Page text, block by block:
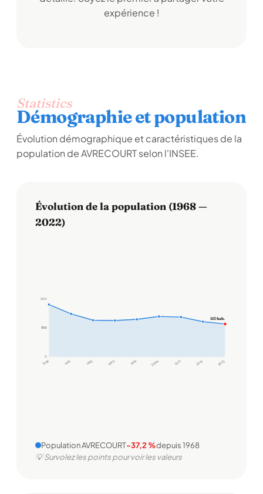
expérience !
Statistics
Démographie et population
Évolution démographique et caractéristiques de la
population de AVRECOURT selon l'INSEE.
Évolution de la population (1968 —
2022)
0
100
100
200
1968 1975 1982 1990 1999 2006 2011 2016 2022
113 hab.
Population AVRECOURT-37,2 %depuis 1968
💡 Survolez les points pour voir les valeurs